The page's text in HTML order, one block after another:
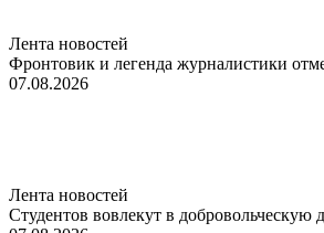
Лента новостей
Фронтовик и легенда журналистики
07.08.2026
Лента новостей
Студентов вовлекут в добровольческую